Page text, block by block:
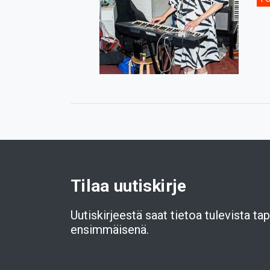
Tilaa uutiskirje
Uutiskirjeestä saat tietoa tulevista
ensimmäisenä.